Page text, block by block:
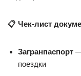
📋 Чек-лист
Загранпаспорт
поездки